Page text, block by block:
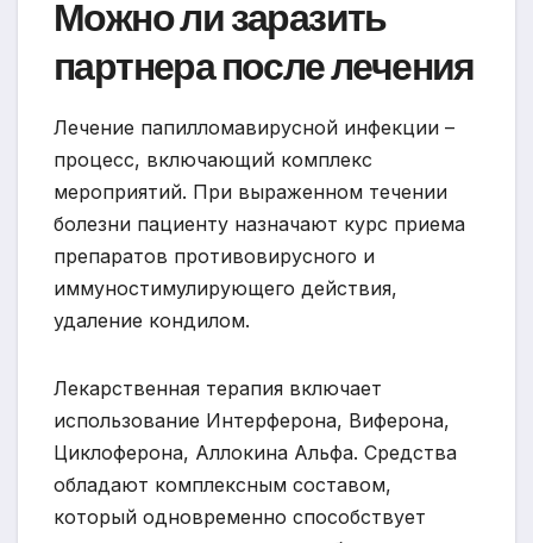
Можно ли заразить
партнера после лечения
Лечение папилломавирусной инфекции –
процесс, включающий комплекс
мероприятий. При выраженном течении
болезни пациенту назначают курс приема
препаратов противовирусного и
иммуностимулирующего действия,
удаление кондилом.
Лекарственная терапия включает
использование Интерферона, Виферона,
Циклоферона, Аллокина Альфа. Средства
обладают комплексным составом,
который одновременно способствует